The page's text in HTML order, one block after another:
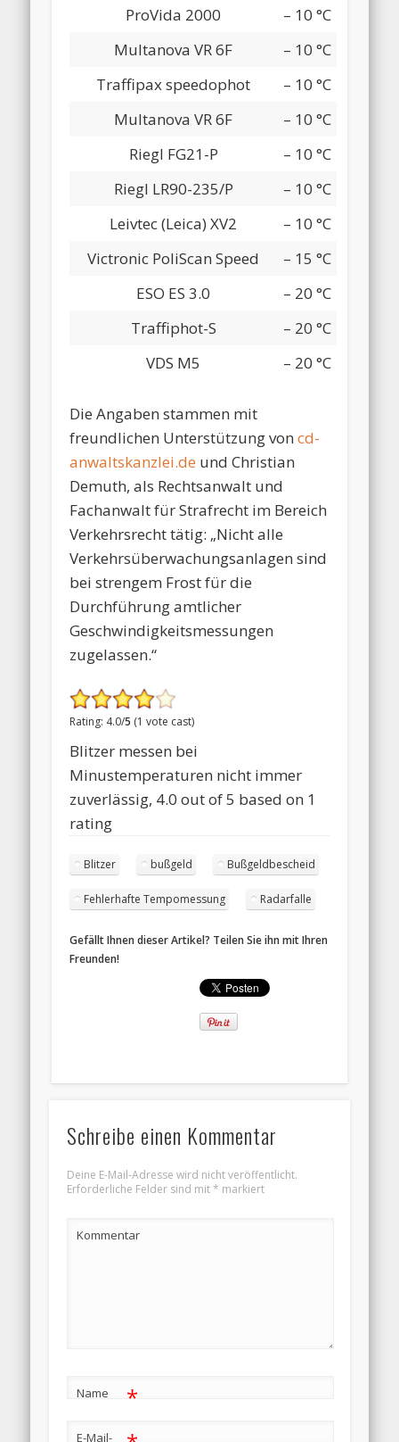
ProVida 2000
– 10 °C
Multanova VR 6F
– 10 °C
Traffipax speedophot
– 10 °C
Multanova VR 6F
– 10 °C
Riegl FG21-P
– 10 °C
Riegl LR90-235/P
– 10 °C
Leivtec (Leica) XV2
– 10 °C
Victronic PoliScan Speed
– 15 °C
ESO ES 3.0
– 20 °C
Traffiphot-S
– 20 °C
VDS M5
– 20 °C
Die Angaben stammen mit
freundlichen Unterstützung voncd-
anwaltskanzlei.de und Christian
Demuth, als Rechtsanwalt und
Fachanwalt für Strafrecht im Bereich
Verkehrsrecht tätig: „Nicht alle
Verkehrsüberwachungsanlagen sind
bei strengem Frost für die
Durchführung amtlicher
Geschwindigkeitsmessungen
zugelassen.“
Rating: 4.0/5 (1 vote cast)
Blitzer messen bei
Minustemperaturen nicht immer
zuverlässig, 4.0 out of5 based on 1
rating
Blitzer bußgeld Bußgeldbescheid
Fehlerhafte Tempomessung Radarfalle
Gefällt Ihnen dieser Artikel? Teilen Sie ihn mit Ihren
Freunden!
Schreibe einen Kommentar
Deine E-Mail-Adresse wird nicht veröffentlicht.
Erforderliche Felder sind mit* markiert
Kommentar
Name *
E-Mail-